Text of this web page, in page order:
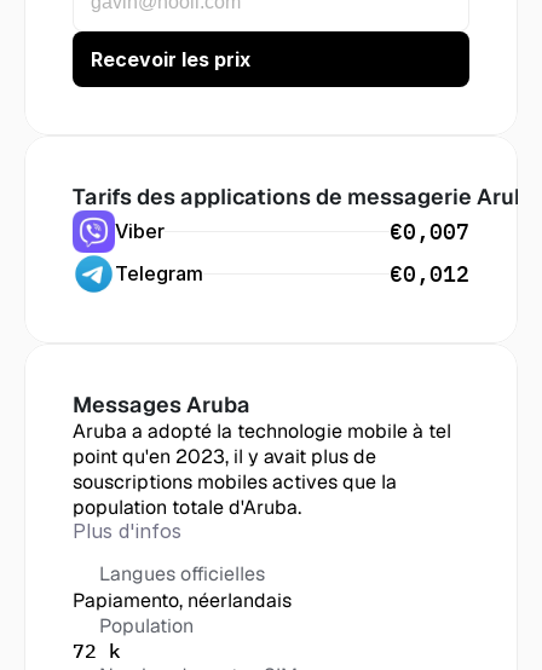
Tarifs des applications de messagerie Aruba
Viber €0,007
Telegram €0,012
Messages Aruba
Aruba a adopté la technologie mobile à tel
point qu'en 2023, il y avait plus de
souscriptions mobiles actives que la
population totale d'Aruba.
Plus d'infos
Langues officielles
Papiamento, néerlandais
Population
72 k